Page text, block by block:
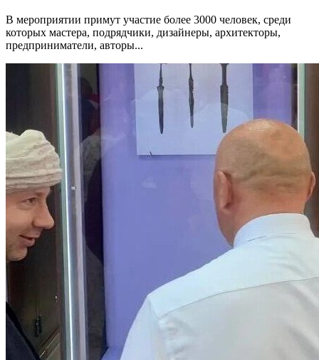
В мероприятии примут участие более 3000 человек, среди
которых мастера, подрядчики, дизайнеры, архитекторы,
предприниматели, авторы...